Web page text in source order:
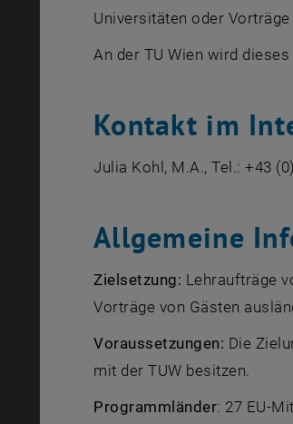
Universitäten oder
An der TU Wien wird
Kontakt im
Julia Kohl, M.A., Tel.: +43
Allgemeine
Zielsetzung: Lehraufträge
Vorträge von Gästen
Voraussetzungen: Die
mit der TUW besitzen.
Programmländer: 27 EU-